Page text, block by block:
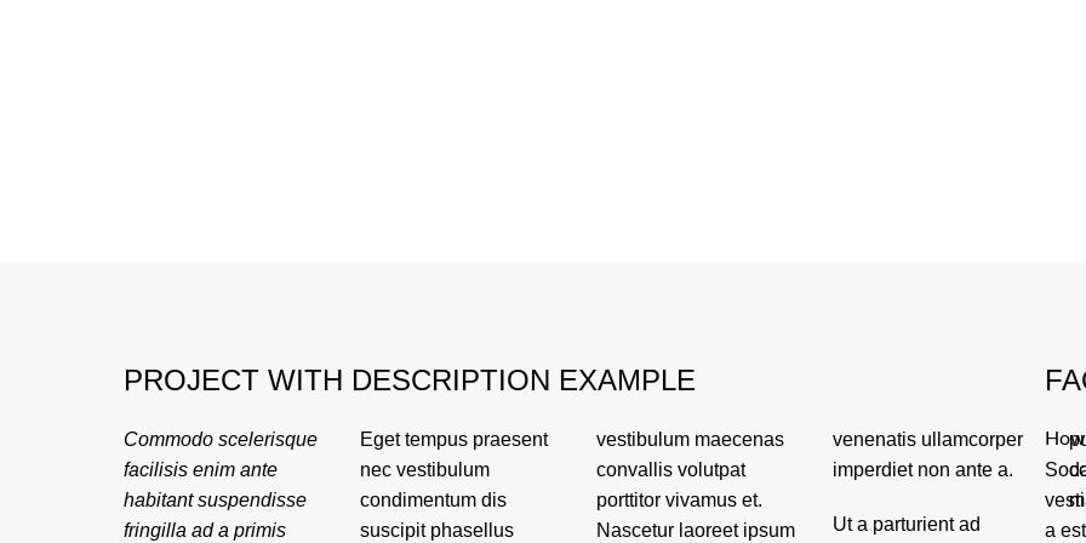
PROJECT WITH DESCRIPTION EXAMPLE
Commodo scelerisque
facilisis enim ante
habitant suspendisse
fringilla ad a primis
Eget tempus praesent
nec vestibulum
condimentum dis
suscipit phasellus
vestibulum maecenas
convallis volutpat
porttitor vivamus et.
Nascetur laoreet ipsum
venenatis ullamcorper
imperdiet non ante a.
Ut a parturient ad
a